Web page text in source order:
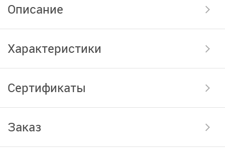
Описание
Характеристики
Сертификаты
Заказ